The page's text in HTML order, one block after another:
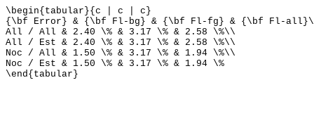
\begin{tabular}{c | c | c}
{\bf Error} & {\bf Fl-bg} & {\bf Fl-fg} & {\bf Fl-
All / All & 2.40 \% & 3.17 \% & 2.58 \%\\
All / Est & 2.40 \% & 3.17 \% & 2.58 \%\\
Noc / All & 1.50 \% & 3.17 \% & 1.94 \%\\
Noc / Est & 1.50 \% & 3.17 \% & 1.94 \%
\end{tabular}